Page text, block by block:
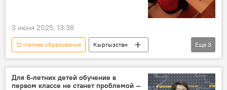
3 июня 2025, 13:38
12-летнее образование
Кыргызстан
Пресс-центр
первоклассники
Назира Дюшеева
Еще 3
Для 6-летних детей обучение в
первом классе не станет проблемой —